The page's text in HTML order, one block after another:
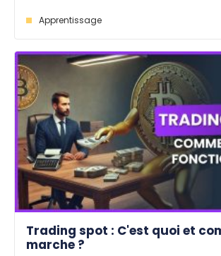
Apprentissage
Trading spot : C'est quoi et
marche ?